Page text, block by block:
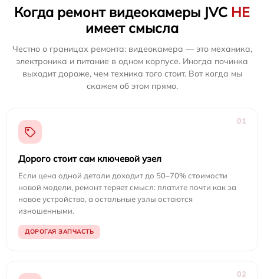
Когда ремонт видеокамеры JVC НЕ
имеет смысла
Честно о границах ремонта: видеокамера — это механика,
электроника и питание в одном корпусе. Иногда починка
выходит дороже, чем техника того стоит. Вот когда мы
скажем об этом прямо.
01
Дорого стоит сам ключевой узел
Если цена одной детали доходит до 50–70% стоимости
новой модели, ремонт теряет смысл: платите почти как за
новое устройство, а остальные узлы остаются
изношенными.
ДОРОГАЯ ЗАПЧАСТЬ
02